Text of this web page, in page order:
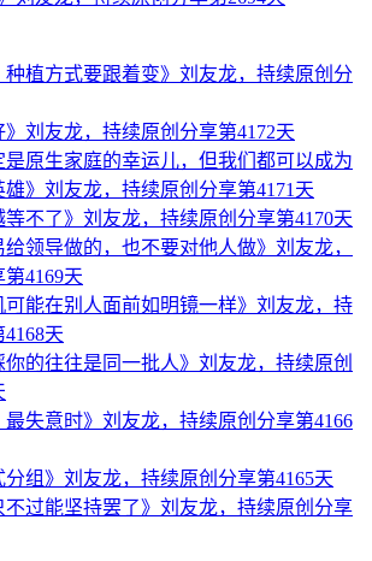
种植方式要跟着变》刘友龙，持续原创分
》刘友龙，持续原创分享第4172天
是原生家庭的幸运儿，但我们都可以成为
雄》刘友龙，持续原创分享第4171天
等不了》刘友龙，持续原创分享第4170天
给领导做的，也不要对他人做》刘友龙，
4169天
可能在别人面前如明镜一样》刘友龙，持
天
你的往往是同一批人》刘友龙，持续原创
最失意时》刘友龙，持续原创分享第4166
分组》刘友龙，持续原创分享第4165天
不过能坚持罢了》刘友龙，持续原创分享